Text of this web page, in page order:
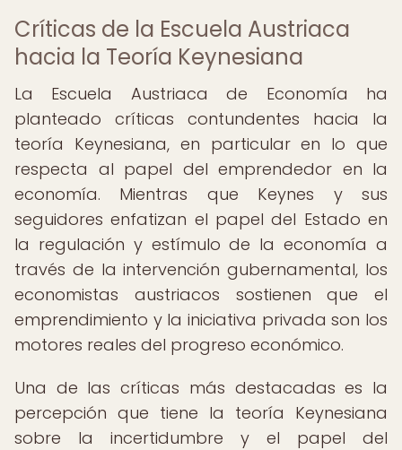
Críticas de la Escuela Austriaca
hacia la Teoría Keynesiana
La Escuela Austriaca de Economía ha
planteado críticas contundentes hacia la
teoría Keynesiana, en particular en lo que
respecta al papel del emprendedor en la
economía. Mientras que Keynes y sus
seguidores enfatizan el papel del Estado en
la regulación y estímulo de la economía a
través de la intervención gubernamental, los
economistas austriacos sostienen que el
emprendimiento y la iniciativa privada son los
motores reales del progreso económico.
Una de las críticas más destacadas es la
percepción que tiene la teoría Keynesiana
sobre la incertidumbre y el papel del